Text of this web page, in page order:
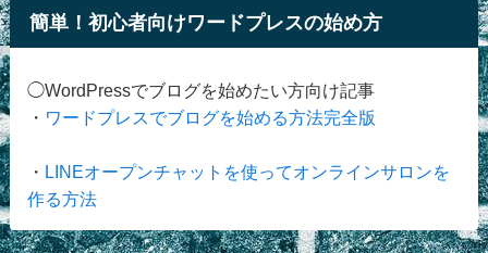
簡単！初心者向けワードプレスの始め方
◯WordPressでブログを始めたい方向け記事
・ ワードプレスでブログを始める方法完全版
・ LINEオープンチャットを使ってオンラインサロンを
作る方法